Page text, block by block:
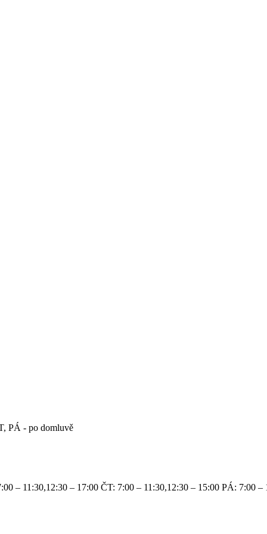
PÁ - po domluvě
– 11:30,12:30 – 17:00 ČT: 7:00 – 11:30,12:30 – 15:00 PÁ: 7:00 –